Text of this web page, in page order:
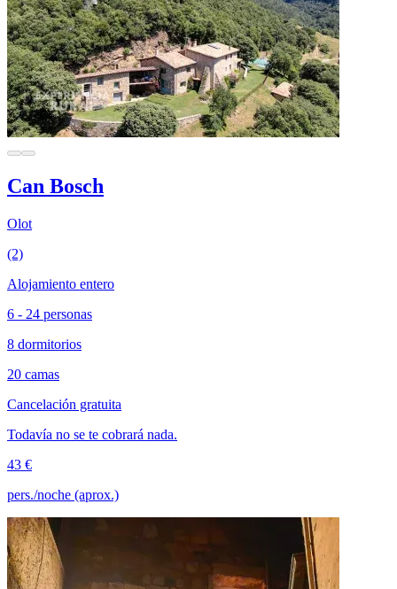
Can Bosch
Olot
(2)
Alojamiento entero
6 - 24 personas
8 dormitorios
20 camas
Cancelación gratuita
Todavía no se te cobrará nada.
43 €
pers./noche (aprox.)